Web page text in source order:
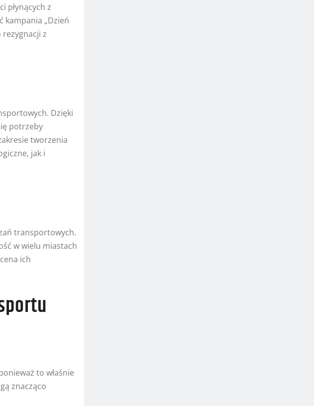
płynących z
kampania „Dzień
z
Dzięki
potrzeby
tworzenia
jak i
transportowych.
w wielu miastach
ich
to właśnie
znacząco